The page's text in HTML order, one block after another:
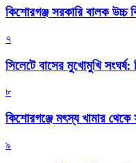
কিশোরগঞ্জ সরকারি বালক উচ্চ
৭
সিলেটে বাসের মুখোমুখি
৮
কিশোরগঞ্জে মৎস্য খামার
৯